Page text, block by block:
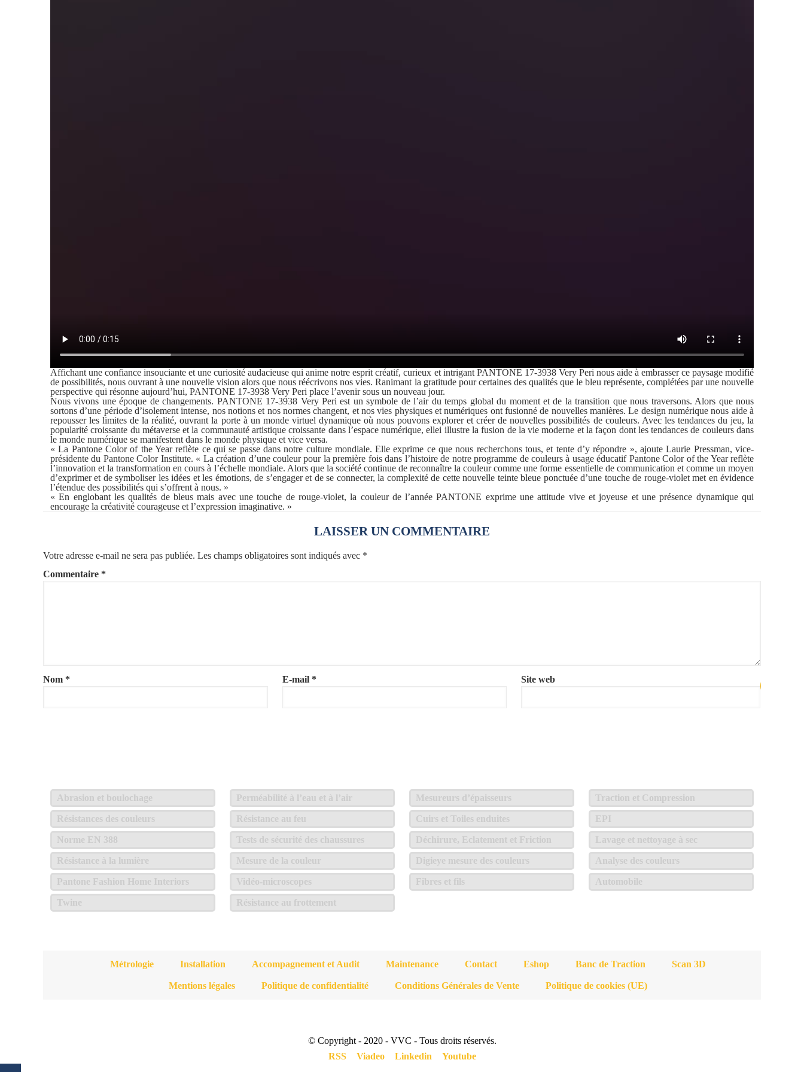
Affichant une confiance insouciante et une curiosité audacieuse qui anime notre esprit créatif, curieux et intrigant PANTONE 17-3938 Very Peri nous aide à embrasser ce paysage modifié
de possibilités, nous ouvrant à une nouvelle vision alors que nous réécrivons nos vies. Ranimant la gratitude pour certaines des qualités que le bleu représente, complétées par une nouvelle
perspective qui résonne aujourd’hui, PANTONE 17-3938 Very Peri place l’avenir sous un nouveau jour.
Nous vivons une époque de changements. PANTONE 17-3938 Very Peri est un symbole de l’air du temps global du moment et de la transition que nous traversons. Alors que nous
sortons d’une période d’isolement intense, nos notions et nos normes changent, et nos vies physiques et numériques ont fusionné de nouvelles manières. Le design numérique nous aide à
repousser les limites de la réalité, ouvrant la porte à un monde virtuel dynamique où nous pouvons explorer et créer de nouvelles possibilités de couleurs. Avec les tendances du jeu, la
popularité croissante du métaverse et la communauté artistique croissante dans l’espace numérique, ellei illustre la fusion de la vie moderne et la façon dont les tendances de couleurs dans
le monde numérique se manifestent dans le monde physique et vice versa.
« La Pantone Color of the Year reflète ce qui se passe dans notre culture mondiale. Elle exprime ce que nous recherchons tous, et tente d’y répondre », ajoute Laurie Pressman, vice-
présidente du Pantone Color Institute. « La création d’une couleur pour la première fois dans l’histoire de notre programme de couleurs à usage éducatif Pantone Color of the Year reflète
l’innovation et la transformation en cours à l’échelle mondiale. Alors que la société continue de reconnaître la couleur comme une forme essentielle de communication et comme un moyen
d’exprimer et de symboliser les idées et les émotions, de s’engager et de se connecter, la complexité de cette nouvelle teinte bleue ponctuée d’une touche de rouge-violet met en évidence
l’étendue des possibilités qui s’offrent à nous. »
« En englobant les qualités de bleus mais avec une touche de rouge-violet, la couleur de l’année PANTONE exprime une attitude vive et joyeuse et une présence dynamique qui
encourage la créativité courageuse et l’expression imaginative. »
LAISSER UN COMMENTAIRE
Votre adresse e-mail ne sera pas publiée. Les champs obligatoires sont indiqués avec *
Commentaire *
Nom * E-mail * Site web
Abrasion et boulochage Perméabilité à l’eau et à l’air Mesureurs d’épaisseurs Traction et Compression
Résistances des couleurs Résistance au feu Cuirs et Toiles enduites EPI
Norme EN 388 Tests de sécurité des chaussures Déchirure, Eclatement et Friction Lavage et nettoyage à sec
Résistance à la lumière Mesure de la couleur Digieye mesure des couleurs Analyse des couleurs
Pantone Fashion Home Interiors Vidéo-microscopes Fibres et fils Automobile
Twine Résistance au frottement
Métrologie Installation Accompagnement et Audit Maintenance Contact Eshop Banc de Traction Scan 3D
Mentions légales Politique de confidentialité Conditions Générales de Vente Politique de cookies (UE)
© Copyright - 2020 - VVC - Tous droits réservés.
RSS
Viadeo Linkedin Youtube